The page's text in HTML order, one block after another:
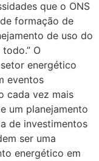
que o ONS
formação de
de uso do
O
energético
eventos
cada vez mais
um planejamento
de investimentos
ser uma
energético em